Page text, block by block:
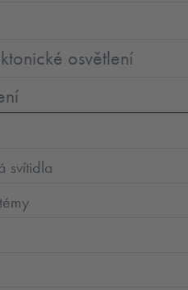
osvětlení
svítidla